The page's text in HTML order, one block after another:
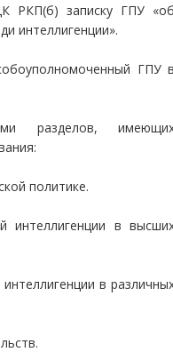
РКП(б) записку ГПУ
интеллигенции».
ГПУ
разделов,
политике.
интеллигенции в
в